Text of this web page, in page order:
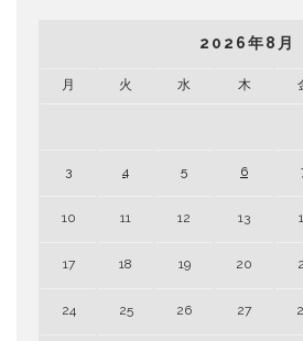
2026年8月
月 火 水 木
3 4 5 6
10 11 12 13
17 18 19 20
24 25 26 27